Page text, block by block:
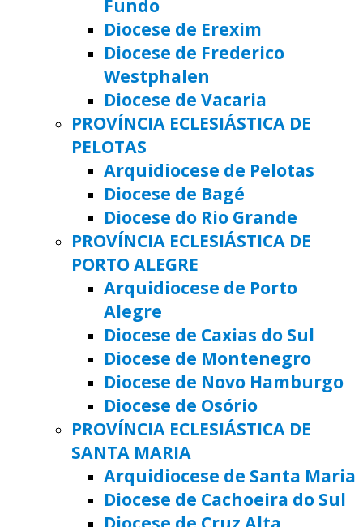
Fundo
Diocese de Erexim
Diocese de Frederico
Westphalen
Diocese de Vacaria
PROVÍNCIA ECLESIÁSTICA DE
PELOTAS
Arquidiocese de Pelotas
Diocese de Bagé
Diocese do Rio Grande
PROVÍNCIA ECLESIÁSTICA DE
PORTO ALEGRE
Arquidiocese de Porto
Alegre
Diocese de Caxias do Sul
Diocese de Montenegro
Diocese de Novo Hamburgo
Diocese de Osório
PROVÍNCIA ECLESIÁSTICA DE
SANTA MARIA
Arquidiocese de Santa Maria
Diocese de Cachoeira do Sul